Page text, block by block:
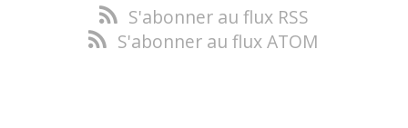
S'abonner au flux RSS
S'abonner au flux ATOM